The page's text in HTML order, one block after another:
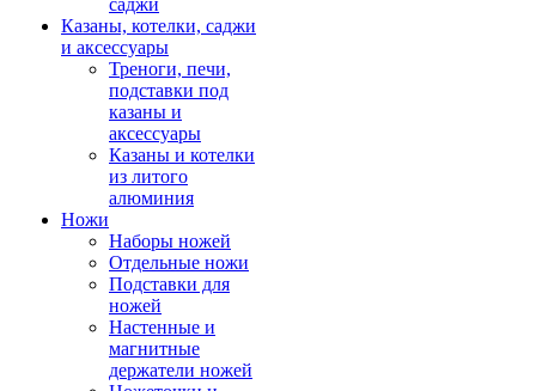
саджи
Казаны, котелки, саджи
и аксессуары
Треноги, печи,
подставки под
казаны и
аксессуары
Казаны и котелки
из литого
алюминия
Ножи
Наборы ножей
Отдельные ножи
Подставки для
ножей
Настенные и
магнитные
держатели ножей